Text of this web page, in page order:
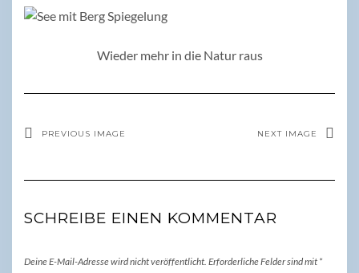
Wieder mehr in die Natur raus
PREVIOUS IMAGE NEXT IMAGE
SCHREIBE EINEN KOMMENTAR
Deine E-Mail-Adresse wird nicht veröffentlicht. Erforderliche Felder sind mit *